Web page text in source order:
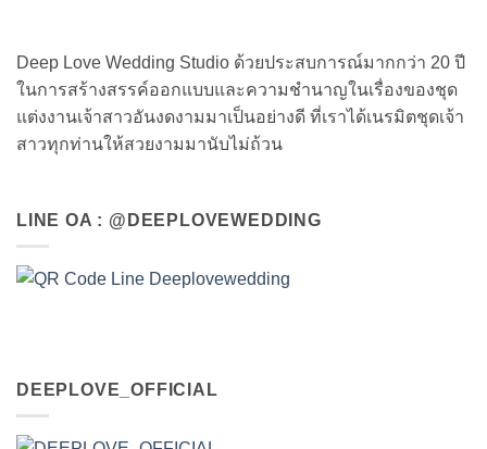
Deep Love Wedding Studio ด้วยประสบการณ์มากกว่า 20 ปี
ในการสร้างสรรค์ออกแบบและความชำนาญในเรื่องของชุด
แต่งงานเจ้าสาวอันงดงามมาเป็นอย่างดี ที่เราได้เนรมิตชุดเจ้า
สาวทุกท่านให้สวยงามมานับไม่ถ้วน
LINE OA : @DEEPLOVEWEDDING
DEEPLOVE_OFFICIAL